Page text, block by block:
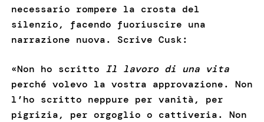
necessario rompere la crosta del
silenzio, facendo fuoriuscire una
narrazione nuova. Scrive Cusk:
«Non ho scritto Il lavoro di una vita
perché volevo la vostra approvazione. Non
l’ho scritto neppure per vanità, per
pigrizia, per orgoglio o cattiveria. Non